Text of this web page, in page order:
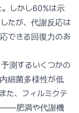
しかし60%は示
たが、代謝反応は
できる回復力のあ
測するいくつかの
細菌多様性が低
た、フィルミクテ
——肥満や代謝機